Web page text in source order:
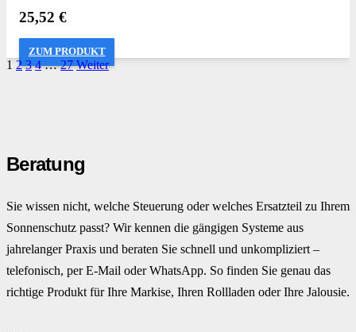
25,52 €
ZUM PRODUKT
1 2 3 4 … 27 Weiter
Beratung
Sie wissen nicht, welche Steuerung oder welches Ersatzteil zu Ihrem
Sonnenschutz passt? Wir kennen die gängigen Systeme aus
jahrelanger Praxis und beraten Sie schnell und unkompliziert –
telefonisch, per E-Mail oder WhatsApp. So finden Sie genau das
richtige Produkt für Ihre Markise, Ihren Rollladen oder Ihre Jalousie.